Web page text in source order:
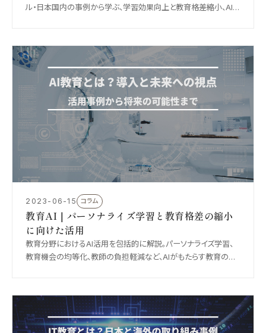
ル・日本国内の事例から学ぶ、学習効果向上と教育格差縮小、AI・
2023-06-15 コラム
教育AI｜パーソナライズ学習と教育格差の縮小
に向けた活用
教育分野におけるAI活用を包括的に解説。パーソナライズ学習、
教育機会の均等化、教師の負担軽減など、AIがもたらす教育の変